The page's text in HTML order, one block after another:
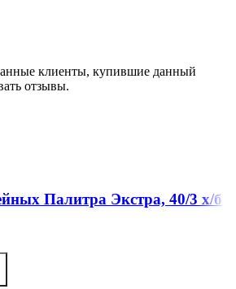
клиенты, купившие данный
отзывы.
Палитра Экстра, 40/3 х/б